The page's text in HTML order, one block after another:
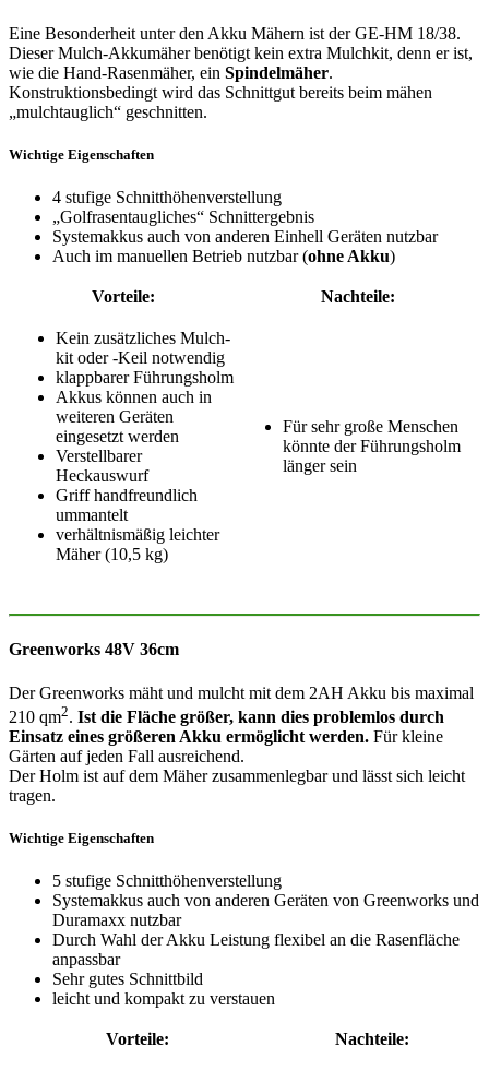
Eine Besonderheit unter den Akku Mähern ist der GE-HM 18/38.
Dieser Mulch-Akkumäher benötigt kein extra Mulchkit, denn er ist,
wie die Hand-Rasenmäher, ein Spindelmäher.
Konstruktionsbedingt wird das Schnittgut bereits beim mähen
„mulchtauglich“ geschnitten.
Wichtige Eigenschaften
4 stufige Schnitthöhenverstellung
„Golfrasentaugliches“ Schnittergebnis
Systemakkus auch von anderen Einhell Geräten nutzbar
Auch im manuellen Betrieb nutzbar (ohne Akku)
Vorteile: Nachteile:
Kein zusätzliches Mulch-
kit oder -Keil notwendig
klappbarer Führungsholm
Akkus können auch in
weiteren Geräten
eingesetzt werden
Verstellbarer
Heckauswurf
Griff handfreundlich
ummantelt
verhältnismäßig leichter
Mäher (10,5 kg)
Für sehr große Menschen
könnte der Führungsholm
länger sein
Greenworks 48V 36cm
Der Greenworks mäht und mulcht mit dem 2AH Akku bis maximal
210 qm2. Ist die Fläche größer, kann dies problemlos durch
Einsatz eines größeren Akku ermöglicht werden. Für kleine
Gärten auf jeden Fall ausreichend.
Der Holm ist auf dem Mäher zusammenlegbar und lässt sich leicht
tragen.
Wichtige Eigenschaften
5 stufige Schnitthöhenverstellung
Systemakkus auch von anderen Geräten von Greenworks und
Duramaxx nutzbar
Durch Wahl der Akku Leistung flexibel an die Rasenfläche
anpassbar
Sehr gutes Schnittbild
leicht und kompakt zu verstauen
Vorteile: Nachteile: